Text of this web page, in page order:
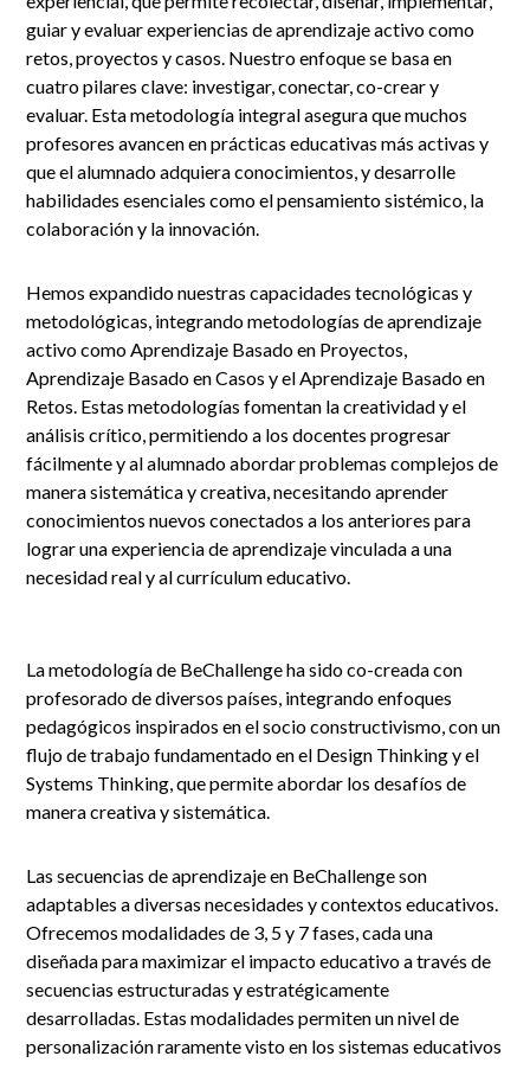
guiar y evaluar experiencias de aprendizaje activo como
retos, proyectos y casos. Nuestro enfoque se basa en
cuatro pilares clave: investigar, conectar, co-crear y
evaluar. Esta metodología integral asegura que muchos
profesores avancen en prácticas educativas más activas y
que el alumnado adquiera conocimientos, y desarrolle
habilidades esenciales como el pensamiento sistémico, la
colaboración y la innovación.
Hemos expandido nuestras capacidades tecnológicas y
metodológicas, integrando metodologías de aprendizaje
activo como Aprendizaje Basado en Proyectos,
Aprendizaje Basado en Casos y el Aprendizaje Basado en
Retos. Estas metodologías fomentan la creatividad y el
análisis crítico, permitiendo a los docentes progresar
fácilmente y al alumnado abordar problemas complejos de
manera sistemática y creativa, necesitando aprender
conocimientos nuevos conectados a los anteriores para
lograr una experiencia de aprendizaje vinculada a una
necesidad real y al currículum educativo.
La metodología de BeChallenge ha sido co-creada con
profesorado de diversos países, integrando enfoques
pedagógicos inspirados en el socio constructivismo, con un
flujo de trabajo fundamentado en el Design Thinking y el
Systems Thinking, que permite abordar los desafíos de
manera creativa y sistemática.
Las secuencias de aprendizaje en BeChallenge son
adaptables a diversas necesidades y contextos educativos.
Ofrecemos modalidades de 3, 5 y 7 fases, cada una
diseñada para maximizar el impacto educativo a través de
secuencias estructuradas y estratégicamente
desarrolladas. Estas modalidades permiten un nivel de
personalización raramente visto en los sistemas educativos